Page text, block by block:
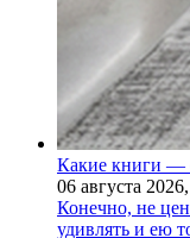
Какие книги —
06 августа 2026,
Конечно, не
удивлять и ею